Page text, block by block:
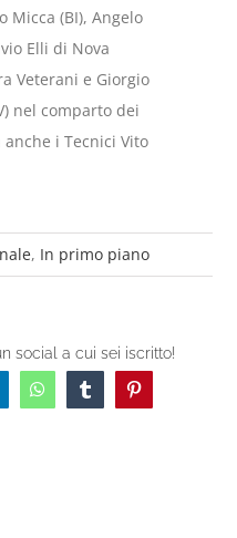
Micca (BI), Angelo
Elli di Nova
Veterani e Giorgio
nel comparto dei
i Tecnici Vito
, In primo piano
social a cui sei iscritto!
WhatsAppTumblrPinterest